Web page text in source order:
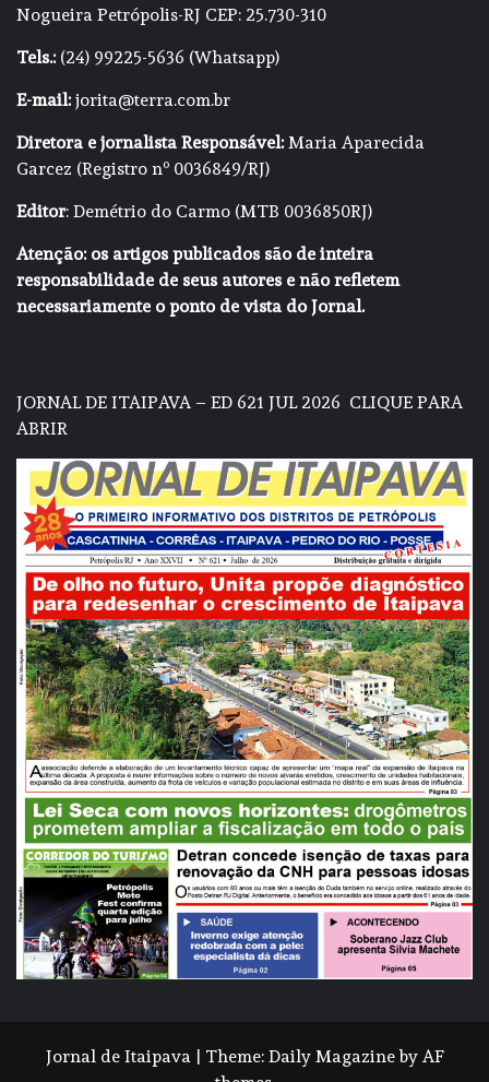
Nogueira Petrópolis-RJ CEP: 25.730-310
Tels.:(24) 99225-5636 (Whatsapp)
E-mail:jorita@terra.com.br
Diretora e jornalista Responsável:Maria Aparecida
Garcez (Registro nº 0036849/RJ)
Editor: Demétrio do Carmo (MTB 0036850RJ)
Atenção: os artigos publicados são de inteira
responsabilidade de seus autores e não refletem
necessariamente o ponto de vista do Jornal.
JORNAL DE ITAIPAVA – ED 621 JUL 2026 CLIQUE PARA
ABRIR
Jornal de Itaipava | Theme: Daily Magazineby AF